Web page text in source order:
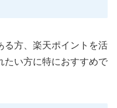
る方、楽天ポイントを活
たい方に特におすすめで